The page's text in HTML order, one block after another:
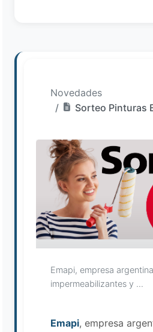
Novedades
Sorteo Pinturas
Loading image...
Emapi, empresa
impermeabilizantes y ...
Emapi, empresa